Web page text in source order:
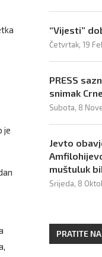
je
“Vijesti”
Četvrtak, 19
PRESS
snimak
Subota, 8
Jevto
muštuluk
Srijeda, 8
PRATITE